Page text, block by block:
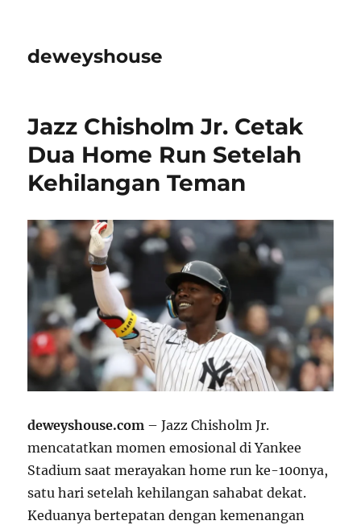
deweyshouse
Jazz Chisholm Jr. Cetak
Dua Home Run Setelah
Kehilangan Teman
deweyshouse.com – Jazz Chisholm Jr.
mencatatkan momen emosional di Yankee
Stadium saat merayakan home run ke-100nya,
satu hari setelah kehilangan sahabat dekat.
Keduanya bertepatan dengan kemenangan